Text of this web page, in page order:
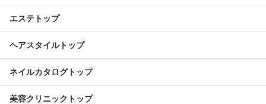
エステトップ
ヘアスタイルトップ
ネイルカタログトップ
美容クリニックトップ